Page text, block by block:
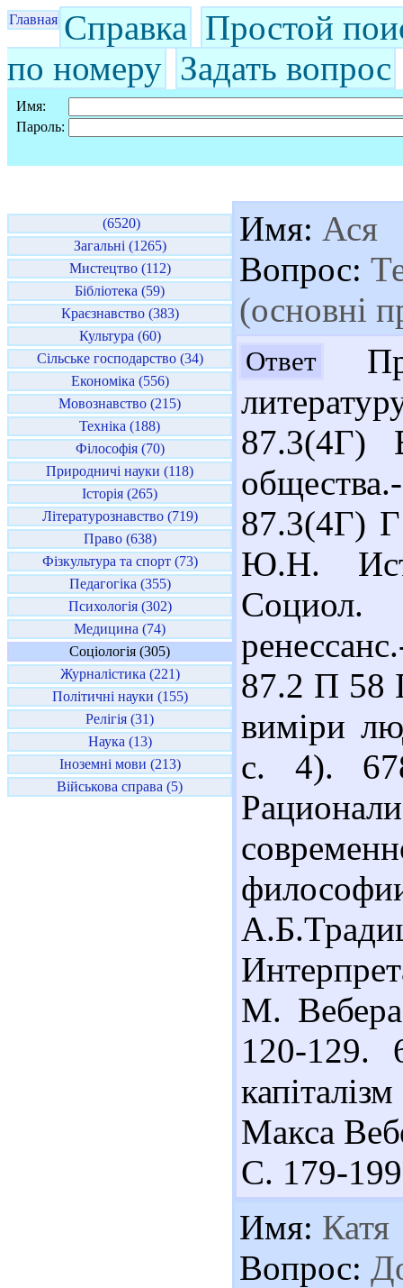
Главная Справка Простой
по номеру Задать вопрос
Имя:
Пароль:
(6520)
Загальні (1265)
Мистецтво (112)
Бібліотека (59)
Краєзнавство (383)
Культура (60)
Сільське господарство (34)
Економіка (556)
Мовознавство (215)
Техніка (188)
Філософія (70)
Природничі науки (118)
Історія (265)
Літературознавство (719)
Право (638)
Фізкультура та спорт (73)
Педагогіка (355)
Психологія (302)
Медицина (74)
Соціологія (305)
Журналістика (221)
Політичні науки (155)
Релігія (31)
Наука (13)
Іноземні мови (213)
Військова справа (5)
Имя: Ася
Вопрос:
(основні
Ответ
87.3(4Г)
87.3(4Г)
Ю.Н.
87.2 П 58
виміри
с. 4).
М.
120-129.
Макса
С. 179-
Имя: Катя
Вопрос: